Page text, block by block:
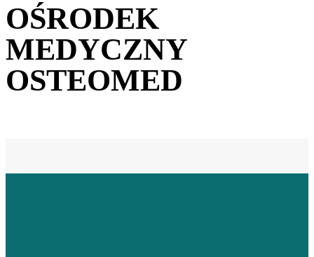
OŚRODEK
MEDYCZNY
OSTEOMED